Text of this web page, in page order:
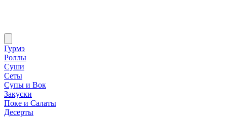
Гурмэ
Роллы
Суши
Сеты
Супы и Вок
Закуски
Поке и Салаты
Десерты